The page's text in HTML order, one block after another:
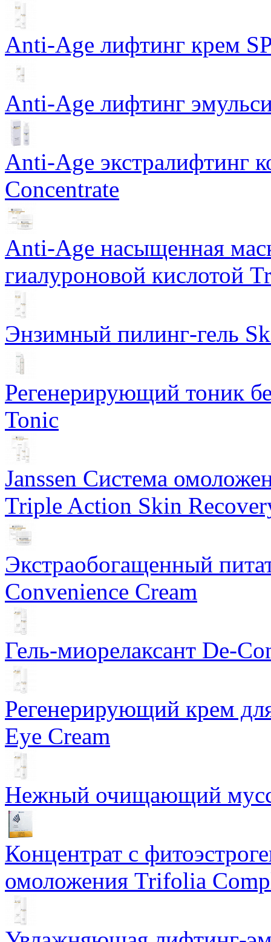
Anti-Age лифтинг крем
Anti-Age лифтинг
Anti-Age экстралифтинг
Concentrate
Anti-Age насыщенная
гиалуроновой кислотой
Энзимный пилинг-гель
Регенерирующий тоник
Tonic
Janssen Система
Triple Action Skin
Экстраобогащенный
Convenience Cream
Гель-миорелаксант De-
Регенерирующий крем
Eye Cream
Нежный очищающий мусс
Концентрат с
омоложения Trifolia